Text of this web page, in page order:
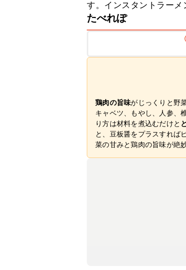
す。インスタントラーメ
たべれぽ
鶏肉の旨味がじっくりと野
キャベツ、もやし、人参、
り方は材料を煮込むだけと
と、豆板醤をプラスすれば
菜の甘みと鶏肉の旨味が絶